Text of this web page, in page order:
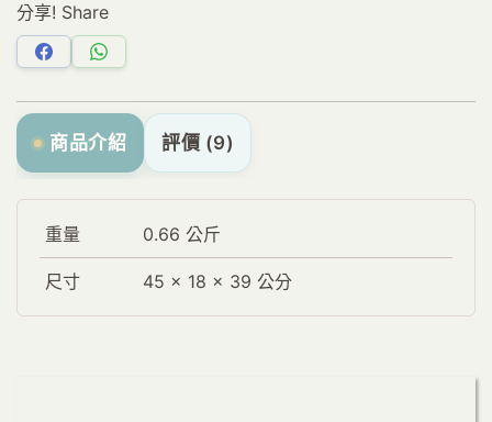
分享! Share
分
享
Facebook
分
享
WhatsApp
商品介紹 評價 (9)
重量 0.66 公斤
尺寸 45 × 18 × 39 公分